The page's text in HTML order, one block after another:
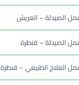
الصيدلة – العريش
الصيدلة – قنطرة
العلاج الطبيعي – قنطرة